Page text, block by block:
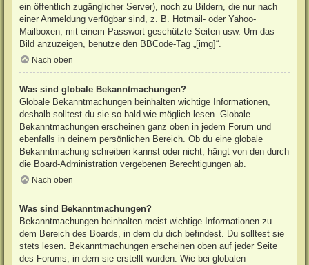
ein öffentlich zugänglicher Server), noch zu Bildern, die nur nach
einer Anmeldung verfügbar sind, z. B. Hotmail- oder Yahoo-
Mailboxen, mit einem Passwort geschützte Seiten usw. Um das
Bild anzuzeigen, benutze den BBCode-Tag „[img]“.
Nach oben
Was sind globale Bekanntmachungen?
Globale Bekanntmachungen beinhalten wichtige Informationen,
deshalb solltest du sie so bald wie möglich lesen. Globale
Bekanntmachungen erscheinen ganz oben in jedem Forum und
ebenfalls in deinem persönlichen Bereich. Ob du eine globale
Bekanntmachung schreiben kannst oder nicht, hängt von den durch
die Board-Administration vergebenen Berechtigungen ab.
Nach oben
Was sind Bekanntmachungen?
Bekanntmachungen beinhalten meist wichtige Informationen zu
dem Bereich des Boards, in dem du dich befindest. Du solltest sie
stets lesen. Bekanntmachungen erscheinen oben auf jeder Seite
des Forums, in dem sie erstellt wurden. Wie bei globalen